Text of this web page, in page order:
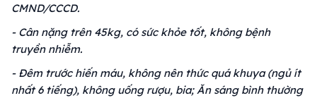
CMND/CCCD.
- Cân nặng trên 45kg, có sức khỏe tốt, không bệnh
truyền nhiễm.
- Đêm trước hiến máu, không nên thức quá khuya (ngủ ít
nhất 6 tiếng), không uống rượu, bia; Ăn sáng bình thường